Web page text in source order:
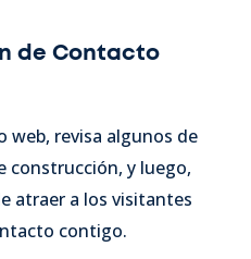
de Contacto
web, revisa algunos de
construcción, y luego,
atraer a los visitantes
contigo.